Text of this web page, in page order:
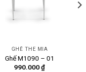
GHẾ THE MIA
Ghế M1090 – 01
990.000₫